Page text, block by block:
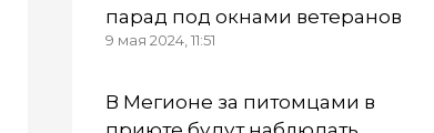
парад под окнами ветеранов
9 мая 2024, 11:51
В Мегионе за питомцами в